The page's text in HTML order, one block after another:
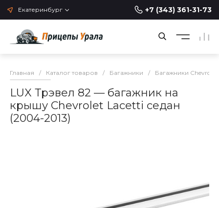
Екатеринбург +7 (343) 361-31-73
Главная / Каталог товаров / Багажники / Багажники Chevrolet
LUX Трэвел 82 — багажник на
крышу Chevrolet Lacetti седан
(2004-2013)